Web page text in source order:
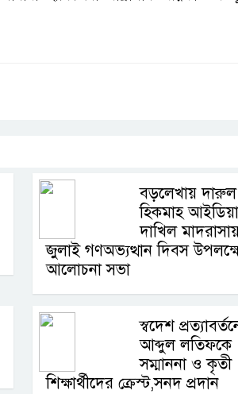
বড়লেখায় দারুল
হিকমাহ
দাখিল
জুলাই গণঅভ্যত্থান দিবস
আলোচনা সভা
স্বদেশ
আব্দুল লতিফকে
সম্মাননা ও কৃতী
শিক্ষার্থীদের ক্রেস্ট,সনদ প্রদান